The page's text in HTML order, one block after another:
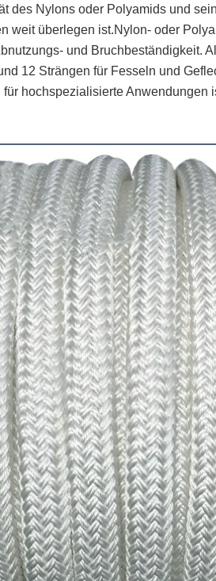
des Nylons oder Polyamids und
weit überlegen ist.Nylon- oder
und Bruchbeständigkeit.
12 Strängen für Fesseln und
für hochspezialisierte Anwendungen